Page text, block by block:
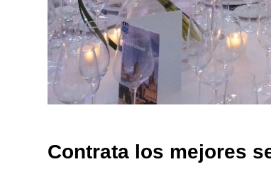
Contrata los mejores